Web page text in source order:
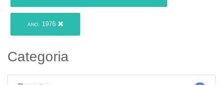
ANO: 1976
Categoria